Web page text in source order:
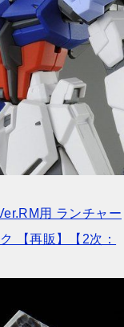
用 ランチャー
【再販】【2次：